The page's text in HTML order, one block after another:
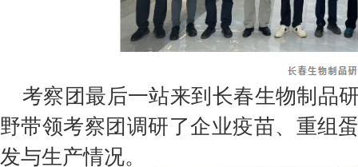
考察团最后一站来到长春生物制品
野带领考察团调研了企业疫苗、重组
发与生产情况。